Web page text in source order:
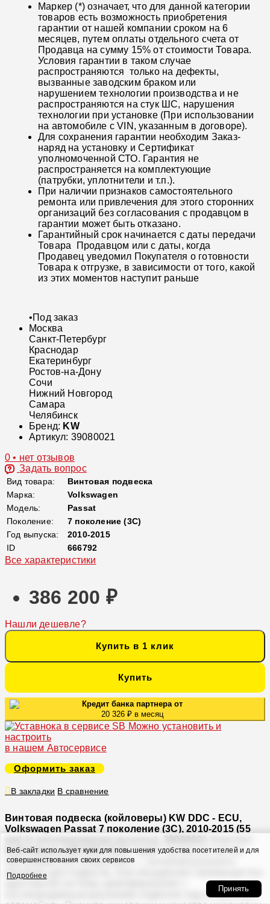
Маркер (*) означает, что для данной категории
товаров есть возможность приобретения
гарантии от нашей компании сроком на 6
месяцев, путем оплаты отдельного счета от
Продавца на сумму 15% от стоимости Товара.
Условия гарантии в таком случае
распространяются только на дефекты,
вызванные заводским браком или
нарушением технологии производства и не
распространяются на стук ШС, нарушения
технологии при установке (При использовании
на автомобиле с VIN, указанным в договоре).
Для сохранения гарантии необходим Заказ-
наряд на установку и Сертификат
уполномоченной СТО. Гарантия не
распространяется на комплектующие
(патрубки, уплотнители и т.п.).
При наличии признаков самостоятельного
ремонта или привлечения для этого сторонних
организаций без согласования с продавцом в
гарантии может быть отказано.
Гарантийный срок начинается с даты передачи
Товара Продавцом или с даты, когда
Продавец уведомил Покупателя о готовности
Товара к отгрузке, в зависимости от того, какой
из этих моментов наступит раньше
•Под заказ
Москва
Санкт-Петербург
Краснодар
Екатеринбург
Ростов-на-Дону
Сочи
Нижний Новгород
Самара
Челябинск
Бренд: KW
Артикул: 39080021
0 • нет отзывов
Задать вопрос
Вид товара:
Винтовая подвеска
Марка:
Volkswagen
Модель:
Passat
Поколение:
7 поколение (3C)
Год выпуска:
2010-2015
ID
666792
Все характеристики
386 200 ₽
Нашли дешевле?
Купить в 1 клик
Купить
Кредит банка партнера от
20 326 ₽ в месяц
Можно установить и
настроить
в нашем Автосервисе
Оформить заказ
В закладки В сравнение
Винтовая подвеска (койловеры) KW DDC - ECU,
Volkswagen Passat 7 поколение (3C), 2010-2015 (55
Койловеры KW DDC ECU “inox”являются частью
программы KW iSuspension — интеллектуального
решения для подвески. Они объединяют преимущества
послепродажным решением подвески под конкретный
Веб-сайт использует куки для повышения удобства посетителей и для
совершенствования своих сервисов
Подробнее
Принять